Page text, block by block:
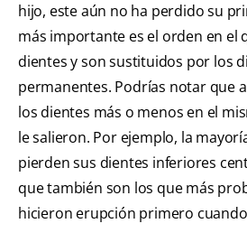
hijo, este aún no ha perdido su
más importante es el orden en el
dientes y son sustituidos por los
permanentes. Podrías notar que
los dientes más o menos en el
le salieron. Por ejemplo, la
pierden sus dientes inferiores
que también son los que más
hicieron erupción primero